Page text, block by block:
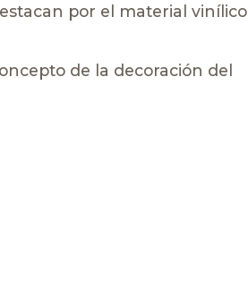
por el material vinílico
de la decoración del